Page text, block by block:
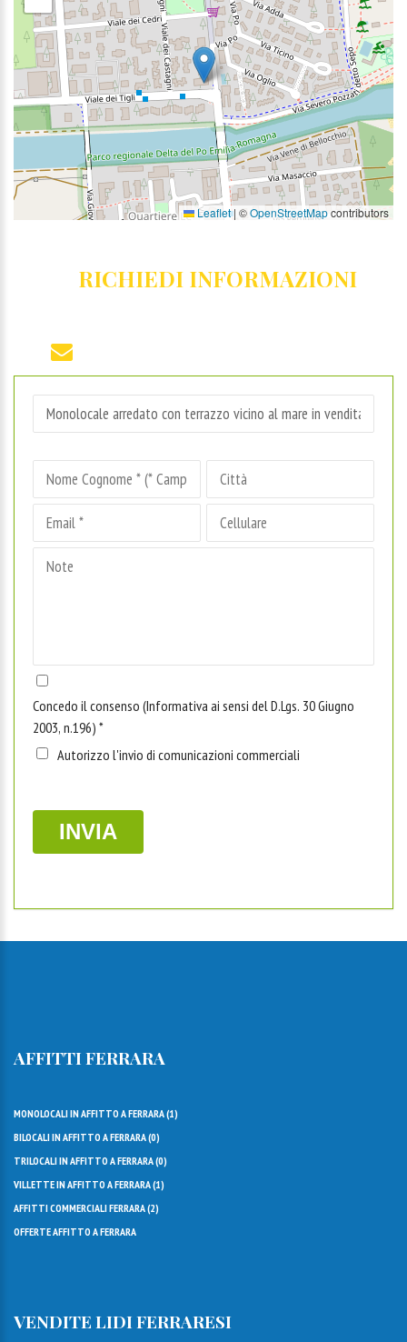
Leaflet | ©OpenStreetMapcontributors
RICHIEDI INFORMAZIONI
Concedo il consenso (Informativa ai sensi del D.Lgs. 30 Giugno
2003, n.196) *
Autorizzo l'invio di comunicazioni commerciali
AFFITTI FERRARA
MONOLOCALI IN AFFITTO A FERRARA (1)
BILOCALI IN AFFITTO A FERRARA (0)
TRILOCALI IN AFFITTO A FERRARA (0)
VILLETTE IN AFFITTO A FERRARA (1)
AFFITTI COMMERCIALI FERRARA (2)
OFFERTE AFFITTO A FERRARA
VENDITE LIDI FERRARESI